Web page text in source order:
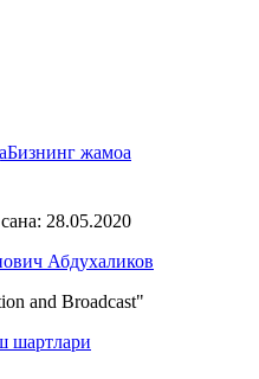
Бизнинг жамоа
28.05.2020
Абдухаликов
and Broadcast"
шартлари